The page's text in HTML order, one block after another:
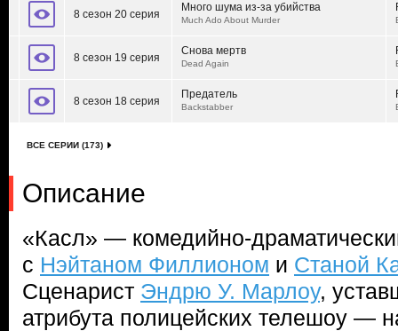
8 сезон 20 серия
Много шума из-за убийства
Much Ado About Murder
8 сезон 19 серия
Снова мертв
Dead Again
8 сезон 18 серия
Предатель
Backstabber
ВСЕ СЕРИИ (173)
Описание
«Касл» — комедийно-
с Нэйтаном Филлионом и Станой
Сценарист Эндрю У. Марлоу,
атрибута полицейских телешоу —